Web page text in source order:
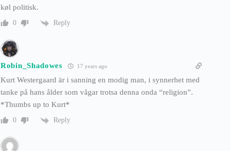
køl politisk.
0 Reply
Robin_Shadowes 17 years ago
Kurt Westergaard är i sanning en modig man, i synnerhet med
tanke på hans ålder som vågar trotsa denna onda “religion”.
*Thumbs up to Kurt*
0 Reply